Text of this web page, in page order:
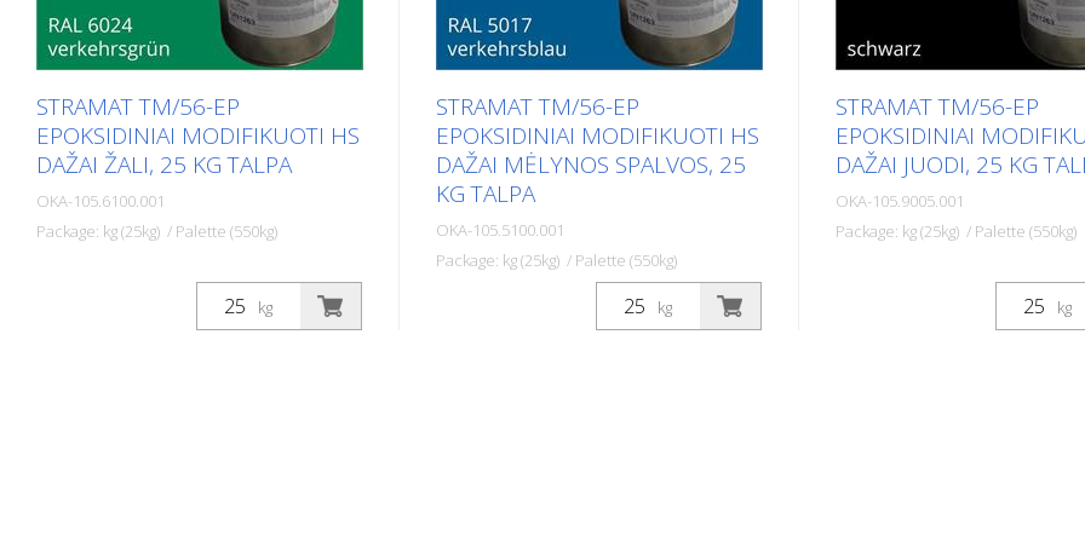
STRAMAT TM/56-EP
EPOKSIDINIAI MODIFIKUOTI HS
DAŽAI ŽALI, 25 KG TALPA
OKA-105.6100.001
Package: kg (25kg) / Palette (550kg)
Dviejų komponentų kelių ženklinimo
dažai STRAMAT 2-K-TM/56 EP yra
papildomai modifikuoti epoksidine
kg
STRAMAT TM/56-EP
EPOKSIDINIAI MODIFIKUOTI HS
DAŽAI MĖLYNOS SPALVOS, 25
KG TALPA
OKA-105.5100.001
Package: kg (25kg) / Palette (550kg)
Dviejų komponentų kelių ženklinimo
dažai STRAMAT 2-K-TM/56 EP yra
kg
STRAMAT TM/56-EP
EPOKSIDINIAI
DAŽAI JUODI, 25 KG
OKA-105.9005.001
Package: kg (25kg) / Palette (550kg)
Dviejų komponentų kelių
dažai STRAMAT 2-K-TM/56
papildomai modifikuoti
kg